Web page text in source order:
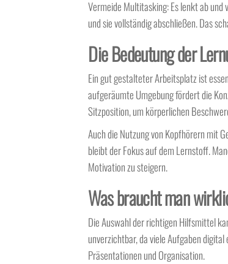
Vermeide Multitasking: Es lenkt ab
und sie vollständig abschließen. Das
Die Bedeutung der
Ein gut gestalteter Arbeitsplatz ist
aufgeräumte Umgebung fördert die
Sitzposition, um körperlichen
Auch die Nutzung von Kopfhörern mit
bleibt der Fokus auf dem Lernstoff.
Motivation zu steigern.
Was braucht man
Die Auswahl der richtigen Hilfsmittel
unverzichtbar, da viele Aufgaben
Präsentationen und Organisation.